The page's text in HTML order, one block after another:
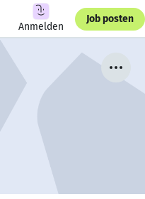
Anmelden
Job posten